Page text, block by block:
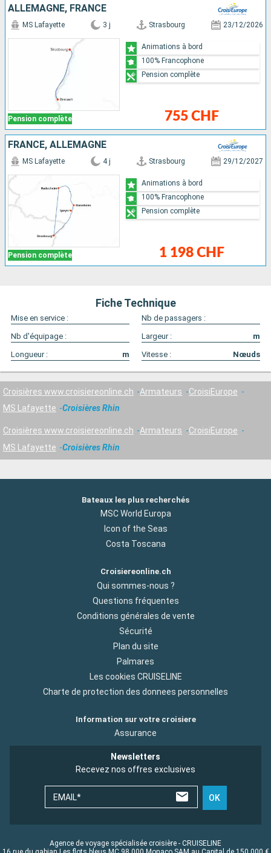
ALLEMAGNE, FRANCE
Pension complète
MS Lafayette 3 j Strasbourg 23/12/2026
755 CHF
Animations à bord
100% Francophone
Pension complète
FRANCE, ALLEMAGNE
Pension complète
MS Lafayette 4 j Strasbourg 29/12/2027
1 198 CHF
Animations à bord
100% Francophone
Pension complète
Fiche Technique
Mise en service :
Nb de passagers :
Nb d'équipage :
Largeur :
m
Longueur :
m Vitesse : Nœuds
Croisières www.croisiereonline.ch Armateurs
CroisiEurope
MS Lafayette
Croisières Rhin
Croisières www.croisiereonline.ch Armateurs
CroisiEurope
MS Lafayette
Croisières Rhin
Bateaux les plus recherchés
MSC World Europa
Icon of the Seas
Costa Toscana
Croisiereonline.ch
Qui sommes-nous ?
Questions fréquentes
Conditions générales de vente
Sécurité
Plan du site
Palmares
Les cookies CRUISELINE
Charte de protection des donnees personnelles
Information sur votre croisiere
Assurance
Newsletters
Recevez nos offres exclusives
EMAIL* OK
Agence de voyage spécialisée croisière - CRUISELINE